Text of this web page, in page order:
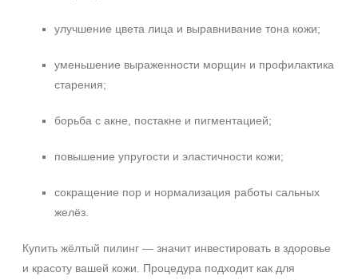
улучшение цвета лица и выравнивание тона кожи;
уменьшение выраженности морщин и профилактика
старения;
борьба с акне, постакне и пигментацией;
повышение упругости и эластичности кожи;
сокращение пор и нормализация работы сальных
желёз.
Купить жёлтый пилинг — значит инвестировать в здоровье
и красоту вашей кожи. Процедура подходит как для